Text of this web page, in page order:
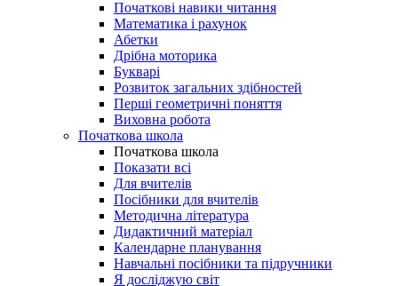
Початкові навики читання
Математика і рахунок
Абетки
Дрібна моторика
Букварі
Розвиток загальних здібностей
Перші геометричні поняття
Виховна робота
Початкова школа
Початкова школа
Показати всі
Для вчителів
Посібники для вчителів
Методична література
Дидактичний матеріал
Календарне планування
Навчальні посібники та підручники
Я досліджую світ